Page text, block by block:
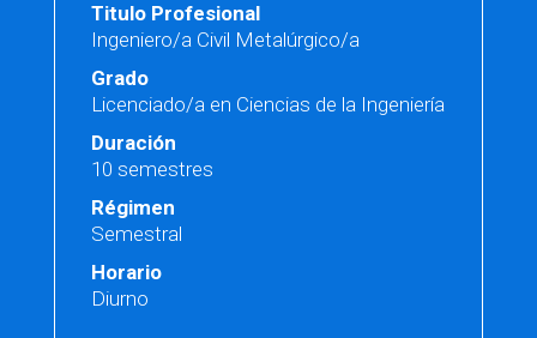
Titulo Profesional
Ingeniero/a Civil Metalúrgico/a
Grado
Licenciado/a en Ciencias de la Ingeniería
Duración
10 semestres
Régimen
Semestral
Horario
Diurno